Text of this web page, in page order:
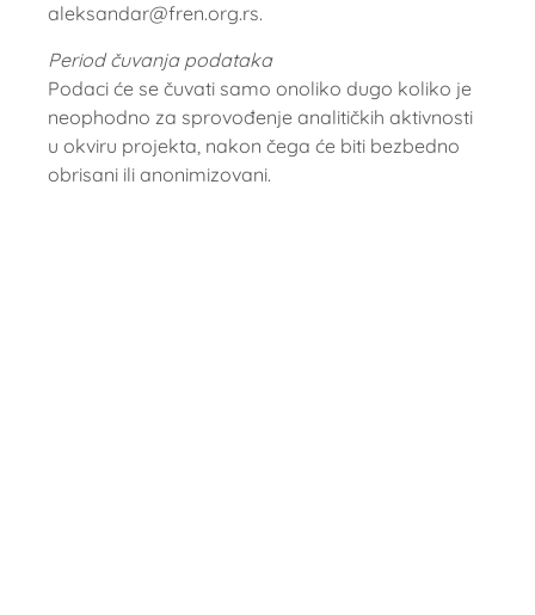
aleksandar@fren.org.rs.
Period čuvanja podataka
Podaci će se čuvati samo onoliko dugo koliko je
neophodno za sprovođenje analitičkih aktivnosti
u okviru projekta, nakon čega će biti bezbedno
obrisani ili anonimizovani.